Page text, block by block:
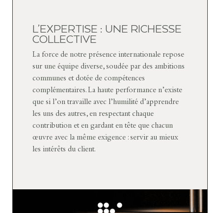
L’EXPERTISE : UNE RICHESSE
COLLECTIVE
La force de notre présence internationale repose
sur une équipe diverse, soudée par des ambitions
communes et dotée de compétences
complémentaires. La haute performance n’existe
que si l’on travaille avec l’humilité d’apprendre
les uns des autres, en respectant chaque
contribution et en gardant en tête que chacun
œuvre avec la même exigence : servir au mieux
les intérêts du client.